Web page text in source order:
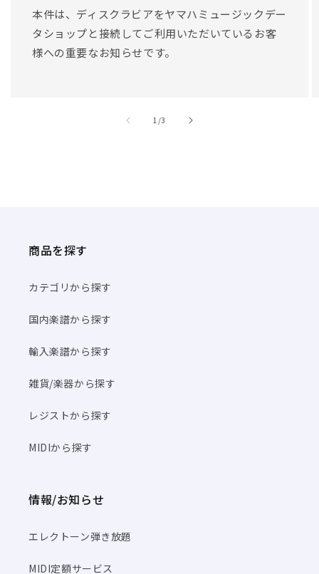
本件は、ディスクラビアをヤマハミュージックデー
タショップと接続してご利用いただいているお客
様への重要なお知らせです。
1 //3
商品を探す
カテゴリから探す
国内楽譜から探す
輸入楽譜から探す
雑貨/楽器から探す
レジストから探す
MIDIから探す
情報/お知らせ
エレクトーン弾き放題
MIDI定額サービス